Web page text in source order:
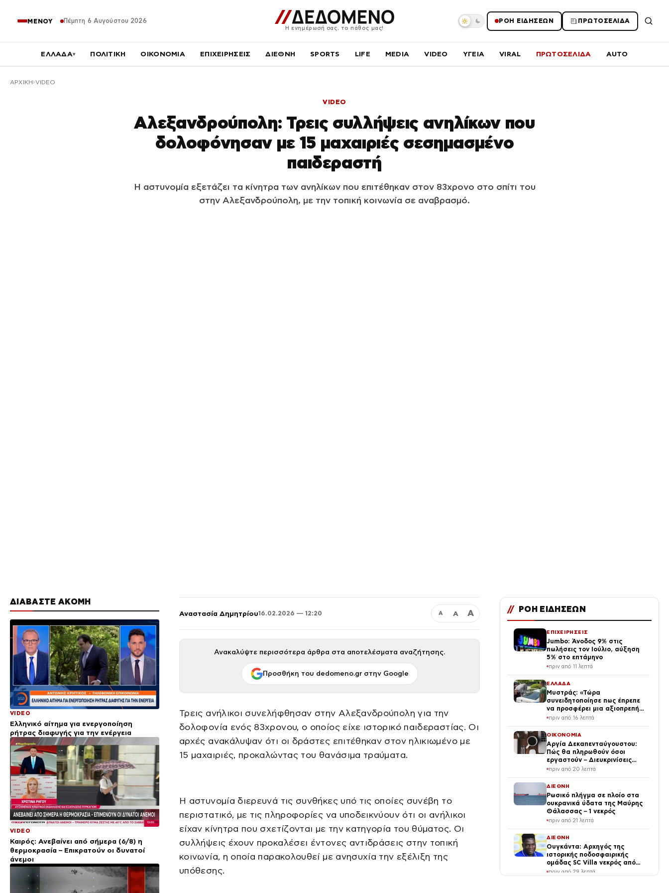
ΜΕΝΟΥ Πέμπτη 6 Αυγούστου 2026
Η ενημέρωσή σας, το πάθος μας!
ΡΟΗ ΕΙΔΗΣΕΩΝ ΠΡΩΤΟΣΕΛΙΔΑ
ΕΛΛΑΔΑ▾ ΠΟΛΙΤΙΚΗ ΟΙΚΟΝΟΜΙΑ ΕΠΙΧΕΙΡΗΣΕΙΣ ΔΙΕΘΝΗ SPORTS LIFE MEDIA VIDEO ΥΓΕΙΑ VIRAL ΠΡΩΤΟΣΕΛΙΔΑ AUTO
ΑΡΧΙΚΉ VIDEO
VIDEO
Αλεξανδρούπολη: Τρεις συλλήψεις ανηλίκων που
δολοφόνησαν με 15 μαχαιριές σεσημασμένο
παιδεραστή
Η αστυνομία εξετάζει τα κίνητρα των ανηλίκων που επιτέθηκαν στον 83χρονο στο σπίτι του
στην Αλεξανδρούπολη, με την τοπική κοινωνία σε αναβρασμό.
ΔΙΑΒΑΣΤΕ ΑΚΟΜΗ
VIDEO
Ελληνικό αίτημα για ενεργοποίηση
ρήτρας διαφυγής για την ενέργεια
VIDEO
Καιρός: Ανεβαίνει από σήμερα (6/8) η
θερμοκρασία – Επικρατούν οι δυνατοί
άνεμοι
Αναστασία Δημητρίου16.02.2026 — 12:20 Α Α Α
Ανακαλύψτε περισσότερα άρθρα στα αποτελέσματα αναζήτησης.
Προσθήκη του dedomeno.gr στην Google
Τρεις ανήλικοι συνελήφθησαν στην Αλεξανδρούπολη για την
δολοφονία ενός 83χρονου, ο οποίος είχε ιστορικό παιδεραστίας. Οι
αρχές ανακάλυψαν ότι οι δράστες επιτέθηκαν στον ηλικιωμένο με
15 μαχαιριές, προκαλώντας του θανάσιμα τραύματα.
Η αστυνομία διερευνά τις συνθήκες υπό τις οποίες συνέβη το
περιστατικό, με τις πληροφορίες να υποδεικνύουν ότι οι ανήλικοι
είχαν κίνητρα που σχετίζονται με την κατηγορία του θύματος. Οι
συλλήψεις έχουν προκαλέσει έντονες αντιδράσεις στην τοπική
κοινωνία, η οποία παρακολουθεί με ανησυχία την εξέλιξη της
υπόθεσης.
// ΡΟΗ ΕΙΔΗΣΕΩΝ
ΕΠΙΧΕΙΡΗΣΕΙΣ
Jumbo: Άνοδος 9% στις
πωλήσεις τον Ιούλιο, αύξηση
5% στο επτάμηνο
πριν από 11 λεπτά
ΕΛΛΑΔΑ
Μυστράς: «Τώρα
συνειδητοποίησε πως έπρεπε
να προσφέρει μια αξιοπρεπή
ταφή στον πατέρα του» λέει ο
πριν από 16 λεπτά
ΟΙΚΟΝΟΜΙΑ
Αργία Δεκαπενταύγουστου:
Πώς θα πληρωθούν όσοι
εργαστούν – Διευκρινίσεις
ΓΣΕΕ
πριν από 20 λεπτά
ΔΙΕΘΝΗ
Ρωσικό πλήγμα σε πλοίο στα
ουκρανικά ύδατα της Μαύρης
Θάλασσας – 1 νεκρός
πριν από 21 λεπτά
ΔΙΕΘΝΗ
Ουγκάντα: Αρχηγός της
ιστορικής ποδοσφαιρικής
ομάδας SC Villa νεκρός από
άγριο ξυλοδαρμό μετά από
ληστεία
πριν από 29 λεπτά